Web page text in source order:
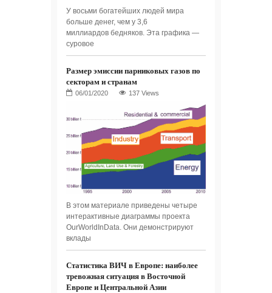
У восьми богатейших людей мира
больше денег, чем у 3,6
миллиардов бедняков. Эта графика —
суровое
Размер эмиссии парниковых газов по
секторам и странам
137 Views
В этом материале приведены четыре
интерактивные диаграммы проекта
OurWorldInData. Они демонстрируют
вклады
Статистика ВИЧ в Европе: наиболее
тревожная ситуация в Восточной
Европе и Центральной Азии